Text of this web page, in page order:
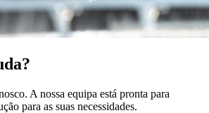
A nossa equipa está pronta para
para as suas necessidades.